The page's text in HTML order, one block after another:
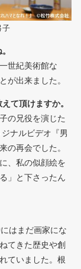
子
世紀美術館な
が出来ました。
て頂けますか。
の兄役を演じた
ナルビデオ『男
の再会でした。
、私の似顔絵を
」と下さったん
はまだ画家にな
てきた歴史や創
ていました。根